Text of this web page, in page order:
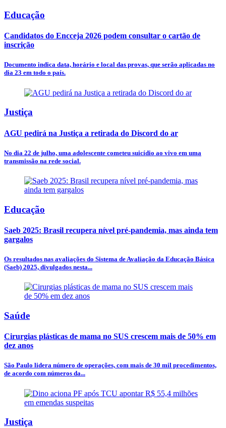
Educação
Candidatos do Encceja 2026 podem consultar o cartão de
inscrição
Documento indica data, horário e local das provas, que serão aplicadas no
dia 23 em todo o país.
Justiça
AGU pedirá na Justiça a retirada do Discord do ar
No dia 22 de julho, uma adolescente cometeu suicídio ao vivo em uma
transmissão na rede social.
Educação
Saeb 2025: Brasil recupera nível pré-pandemia, mas ainda tem
gargalos
Os resultados nas avaliações do Sistema de Avaliação da Educação Básica
(Saeb) 2025, divulgados nesta...
Saúde
Cirurgias plásticas de mama no SUS crescem mais de 50% em
dez anos
São Paulo lidera número de operações, com mais de 30 mil procedimentos,
de acordo com números da...
Justiça